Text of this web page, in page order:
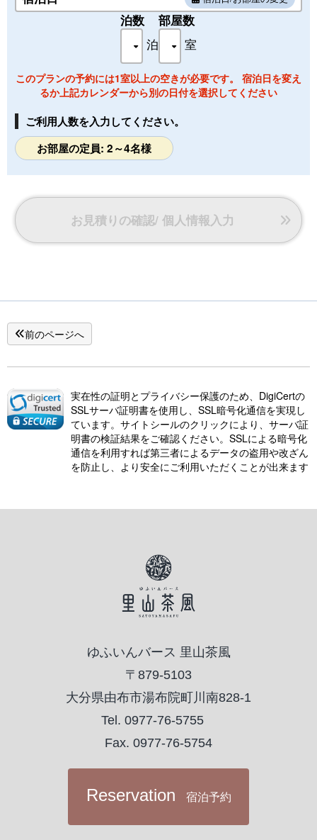
洗浄機付きトイレ／金庫／電子レンジ
携帯電話充電器（貸出）／アイロン（貸出）
ボディーソープ／シャンプー／コンディショナー／浴衣
洗顔ソープ／ハミガキセット／カミソリ／ブラシ／タオル／
バスタオル
泊数
泊
部屋数
室
このプランの予約には1室以上の空きが必要です。 宿泊日を変え
るか上記カレンダーから別の日付を選択してください
ご利用人数を入力してください。
お部屋の定員: 2～4名様
お見積りの確認/ 個人情報入力
前のページへ
実在性の証明とプライバシー保護のため、DigiCertの
SSLサーバ証明書を使用し、SSL暗号化通信を実現し
ています。サイトシールのクリックにより、サーバ証
明書の検証結果をご確認ください。SSLによる暗号化
通信を利用すれば第三者によるデータの盗用や改ざん
を防止し、より安全にご利用いただくことが出来ます
ゆふいんバース 里山茶風
〒879-5103
大分県由布市湯布院町川南828-1
Tel. 0977-76-5755
Fax. 0977-76-5754
Reservation 宿泊予約